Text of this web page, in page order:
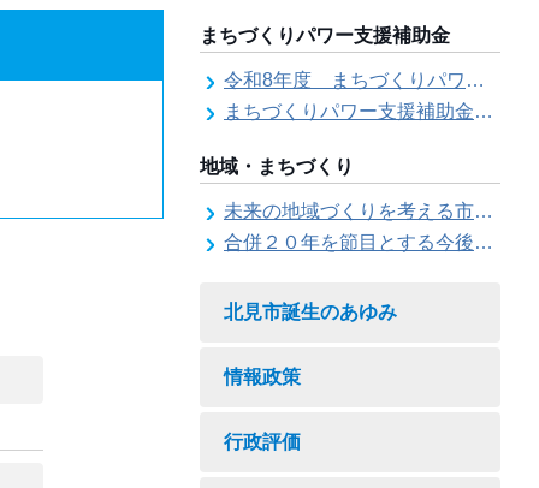
まちづくりパワー支援補助金
令和8年度 まちづくりパワー支援補助金の募集【受付は終了しました。】
まちづくりパワー支援補助金の交付結果
地域・まちづくり
未来の地域づくりを考える市民会議
合併２０年を節目とする今後の地域づくりに関する市長懇話会
北見市誕生のあゆみ
情報政策
行政評価